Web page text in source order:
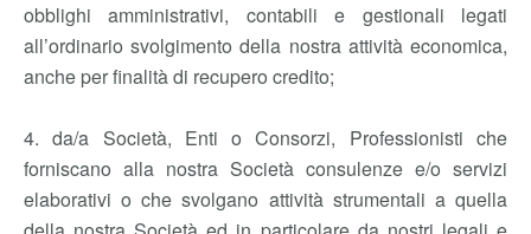
obblighi amministrativi, contabili e gestionali legati
all’ordinario svolgimento della nostra attività economica,
anche per finalità di recupero credito;
4. da/a Società, Enti o Consorzi, Professionisti che
forniscano alla nostra Società consulenze e/o servizi
elaborativi o che svolgano attività strumentali a quella